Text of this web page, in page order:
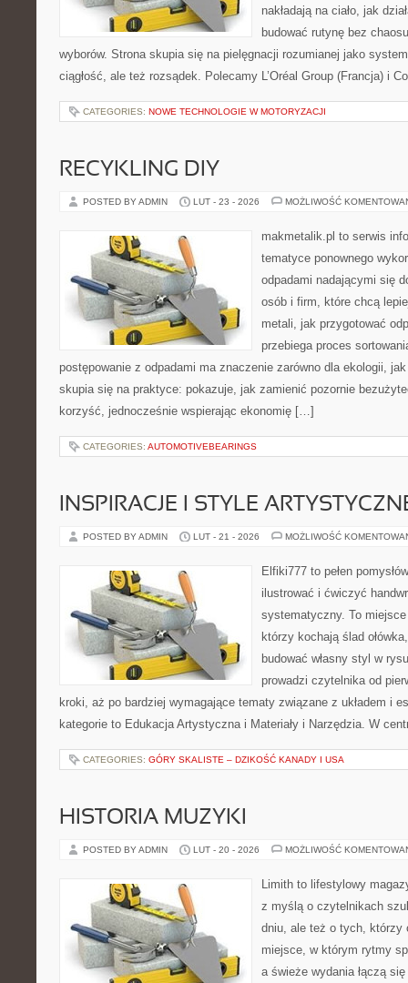
nakładają na ciało, jak
budować rutynę bez
wyborów. Strona skupia się na pielęgnacji rozumianej jako
ciągłość, ale też rozsądek. Polecamy L’Oréal Group (Francja) i
CATEGORIES: NOWE TECHNOLOGIE W MOTORYZACJI
RECYKLING DIY
POSTED BY ADMIN LUT - 23 - 2026 MOŻLIWOŚĆ
makmetalik.pl to serwis
tematyce ponownego
odpadami nadającymi się
osób i firm, które chcą
metali, jak przygotować
przebiega proces
postępowanie z odpadami ma znaczenie zarówno dla ekologii,
skupia się na praktyce: pokazuje, jak zamienić pozornie
korzyść, jednocześnie wspierając ekonomię […]
CATEGORIES: AUTOMOTIVEBEARINGS
INSPIRACJE I STYLE
POSTED BY ADMIN LUT - 21 - 2026 MOŻLIWOŚĆ
Elfiki777 to pełen
ilustrować i ćwiczyć
systematyczny. To
którzy kochają ślad
budować własny styl w
prowadzi czytelnika od
kroki, aż po bardziej wymagające tematy związane z układem i
kategorie to Edukacja Artystyczna i Materiały i Narzędzia. W
CATEGORIES: GÓRY SKALISTE – DZIKOŚĆ KANADY I USA
HISTORIA MUZYKI
POSTED BY ADMIN LUT - 20 - 2026 MOŻLIWOŚĆ
Limith to lifestylowy
z myślą o czytelnikach
dniu, ale też o tych, którzy
miejsce, w którym rytmy
a świeże wydania łączą